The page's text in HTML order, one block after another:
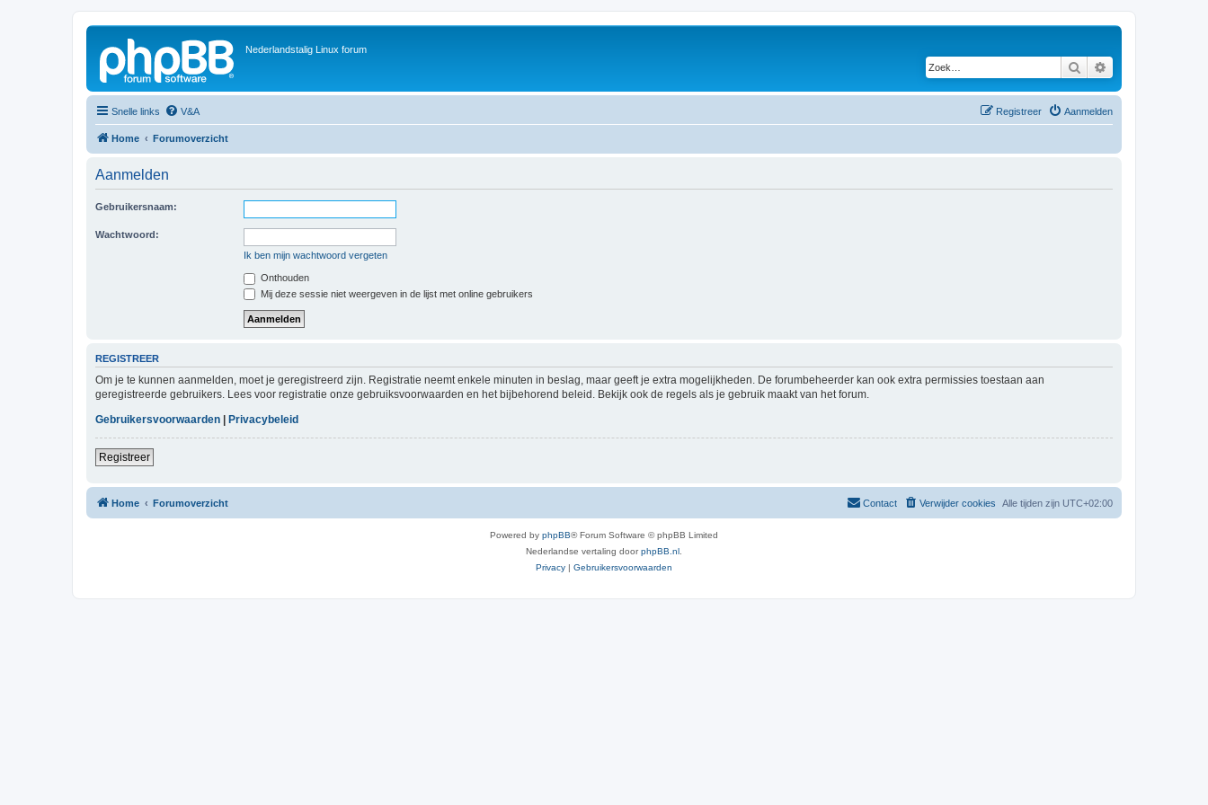
Nederlandstalig Linux forum
Zoek
Snelle links V&A Aanmelden
Registreer
Home Forumoverzicht
Aanmelden
Gebruikersnaam:
Wachtwoord:
Ik ben mijn wachtwoord vergeten
Onthouden
Mij deze sessie niet weergeven in de lijst met online gebruikers
REGISTREER
Om je te kunnen aanmelden, moet je geregistreerd zijn. Registratie neemt enkele minuten in beslag, maar geeft je extra mogelijkheden. De forumbeheerder kan ook extra permissies toestaan aan
geregistreerde gebruikers. Lees voor registratie onze gebruiksvoorwaarden en het bijbehorend beleid. Bekijk ook de regels als je gebruik maakt van het forum.
Gebruikersvoorwaarden | Privacybeleid
Registreer
Home Forumoverzicht Alle tijden zijn UTC+02:00
Verwijder cookies
Contact
Powered by phpBB® Forum Software © phpBB Limited
Nederlandse vertaling doorphpBB.nl
Privacy | Gebruikersvoorwaarden